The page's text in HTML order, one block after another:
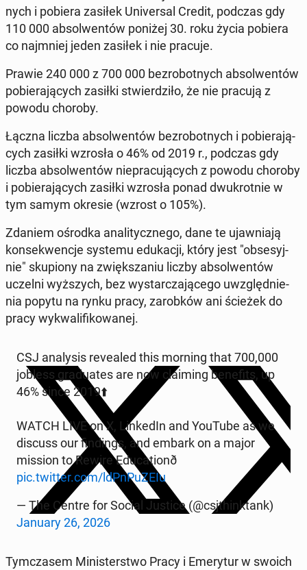
nych i pobiera zasiłek Uni­ver­sal Credit, podczas gdy
110 000 ab­sol­wen­tów poniżej 30. roku życia pobiera
co naj­mniej jeden zasiłek i nie pracuje.
Prawie 240 000 z 700 000 bez­ro­bot­nych ab­sol­wen­tów
po­bie­ra­ją­cych zasiłki stwier­dzi­ło, że nie pracują z
powodu choroby.
Łączna liczba ab­sol­wen­tów bez­ro­bot­nych i po­bie­ra­ją­
cych zasiłki wzrosła o 46% od 2019 r., podczas gdy
liczba ab­sol­wen­tów nie­pra­cu­ją­cych z powodu choroby
i po­bie­ra­ją­cych zasiłki wzrosła ponad dwu­krot­nie w
tym samym okresie (wzrost o 105%).
Zdaniem ośrodka ana­li­tycz­ne­go, dane te ujaw­nia­ją
kon­se­kwen­cje systemu edu­ka­cji, który jest "ob­se­syj­
nie" sku­pio­ny na zwięk­sza­niu liczby ab­sol­wen­tów
uczelni wyż­szych, bez wy­star­cza­ją­ce­go uwzględ­nie­
nia popytu na rynku pracy, za­rob­ków ani ścieżek do
pracy wy­kwa­li­fi­ko­wa­nej.
CSJ ana­ly­sis re­ve­aled this morning that 700,000
jobless gra­du­ates are now cla­iming be­ne­fits, up
46% since 2019⬆️
WATCH LIVE on X, Lin­ke­dIn and YouTube as we
discuss our fin­dings, and embark on a major
mission to Rewire Edu­ca­tio­nð ️
pic.twitter.com/ldPn­Pu­ZE­Iu
— The Centre for Social Justice (@csj­think­tank)
January 26, 2026
Tym­cza­sem Mi­ni­ster­stwo Pracy i Eme­ry­tur w swoich